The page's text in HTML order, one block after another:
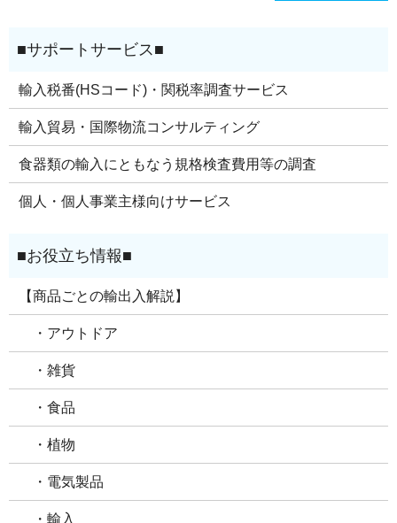
輸入税番(HSコード)・関税率調査サービス
輸入貿易・国際物流コンサルティング
食器類の輸入にともなう規格検査費用等の調査
個人・個人事業主様向けサービス
【商品ごとの輸出入解説】
・アウトドア
・雑貨
・食品
・植物
・電気製品
・輸入